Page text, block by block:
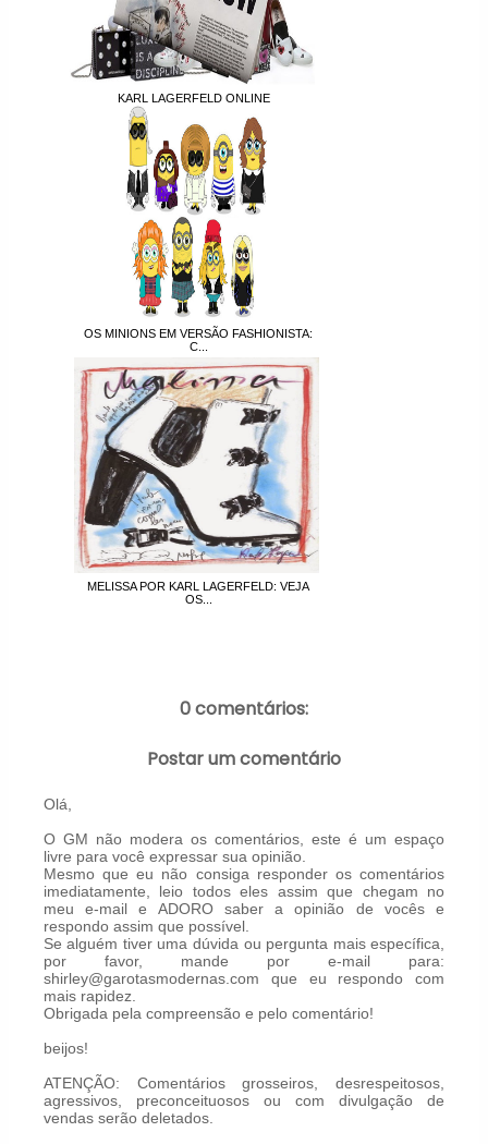
KARL LAGERFELD ONLINE
OS MINIONS EM VERSÃO FASHIONISTA:
C...
MELISSA POR KARL LAGERFELD: VEJA
OS...
0 comentários:
Postar um comentário
Olá,
O GM não modera os comentários, este é um espaço
livre para você expressar sua opinião.
Mesmo que eu não consiga responder os comentários
imediatamente, leio todos eles assim que chegam no
meu e-mail e ADORO saber a opinião de vocês e
respondo assim que possível.
Se alguém tiver uma dúvida ou pergunta mais específica,
por favor, mande por e-mail para:
shirley@garotasmodernas.com que eu respondo com
mais rapidez.
Obrigada pela compreensão e pelo comentário!
beijos!
ATENÇÃO: Comentários grosseiros, desrespeitosos,
agressivos, preconceituosos ou com divulgação de
vendas serão deletados.